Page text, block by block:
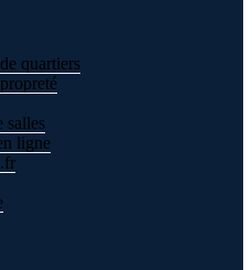
quartiers
salles
ligne